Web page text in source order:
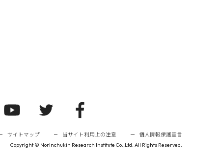
サイトマップ 当サイト利用上の注意 個人情報保護宣言
Copyright © Norinchukin Research Institute Co.,Ltd. All Rights Reserved.